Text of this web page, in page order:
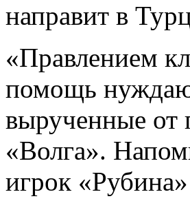
направит в
«Правлением
помощь
вырученные от
«Волга».
игрок